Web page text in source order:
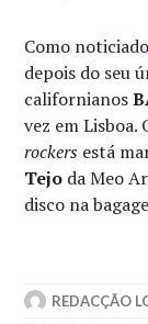
Como noticiado
depois do seu
californianos
vez em
rockers está
Tejo da Meo
disco na
REDACÇÃO